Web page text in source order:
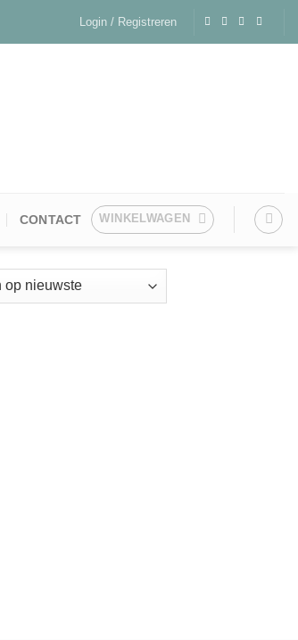
Login / Registreren
CONTACT WINKELWAGEN